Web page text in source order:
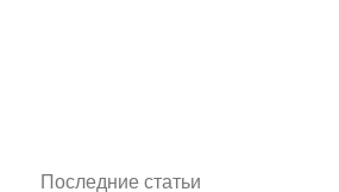
Последние статьи